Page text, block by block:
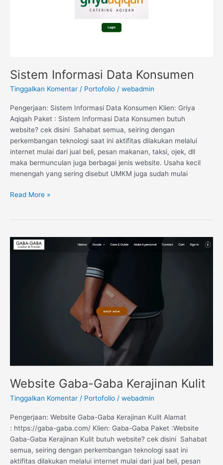
Sistem Informasi Data Konsumen
Tinggalkan Komentar / Portofolio / webadmin
Pengerjaan: Sistem Informasi Data Konsumen Klien: Griya
Aqiqah Paket : Sistem Informasi Data Konsumen butuh
website? cek disini Sahabat semua, seiring dengan
perkembangan teknologi saat ini aktifitas dilakukan melalui
internet mulai dari jual beli, pesan makanan, taksi, ojek, dll
maka bermunculan juga berbagai jenis website. Usaha kecil
menengah yang sering disebut UMKM juga sudah mulai
Read More »
Website Gaba-Gaba Kerajinan Kulit
Tinggalkan Komentar / Portofolio / webadmin
Pengerjaan: Website Gaba-Gaba Kerajinan Kulit Alamat
: https://gaba-gaba.com/ Klien: Gaba-Gaba Paket :Website
Gaba-Gaba Kerajinan Kulit butuh website? cek disini Sahabat
semua, seiring dengan perkembangan teknologi saat ini
aktifitas dilakukan melalui internet mulai dari jual beli, pesan
Website